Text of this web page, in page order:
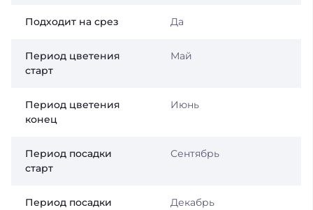
Подходит на срез Да
Период цветения
старт
Май
Период цветения
конец
Июнь
Период посадки
старт
Сентябрь
Период посадки
Декабрь